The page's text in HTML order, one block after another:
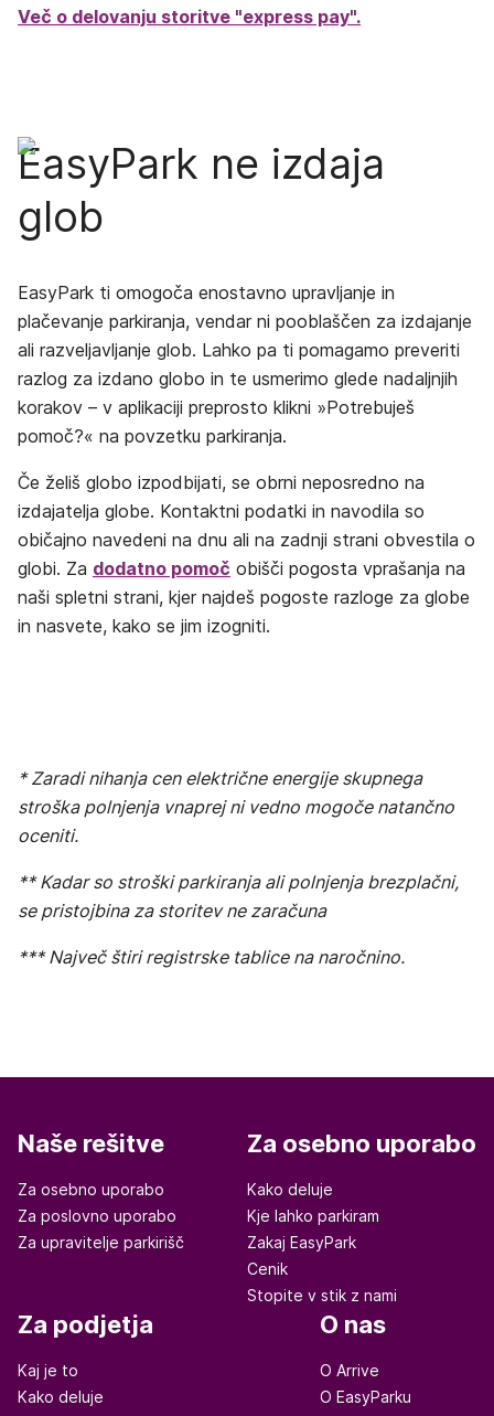
Več o delovanju storitve "express pay".
EasyPark ne izdaja
glob
EasyPark ti omogoča enostavno upravljanje in
plačevanje parkiranja, vendar ni pooblaščen za izdajanje
ali razveljavljanje glob. Lahko pa ti pomagamo preveriti
razlog za izdano globo in te usmerimo glede nadaljnjih
korakov – v aplikaciji preprosto klikni »Potrebuješ
pomoč?« na povzetku parkiranja.
Če želiš globo izpodbijati, se obrni neposredno na
izdajatelja globe. Kontaktni podatki in navodila so
običajno navedeni na dnu ali na zadnji strani obvestila o
globi. Za dodatno pomoč obišči pogosta vprašanja na
naši spletni strani, kjer najdeš pogoste razloge za globe
in nasvete, kako se jim izogniti.
* Zaradi nihanja cen električne energije skupnega
stroška polnjenja vnaprej ni vedno mogoče natančno
oceniti.
** Kadar so stroški parkiranja ali polnjenja brezplačni,
se pristojbina za storitev ne zaračuna
*** Največ štiri registrske tablice na naročnino.
Naše rešitve
Za osebno uporabo
Za poslovno uporabo
Za upravitelje parkirišč
Za osebno uporabo
Kako deluje
Kje lahko parkiram
Zakaj EasyPark
Cenik
Stopite v stik z nami
Za podjetja
Kaj je to
Kako deluje
O nas
O Arrive
O EasyParku